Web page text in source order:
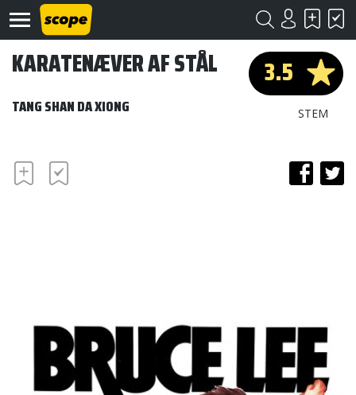
3.5
STEM
KARATENÆVER AF STÅL
TANG SHAN DA XIONG